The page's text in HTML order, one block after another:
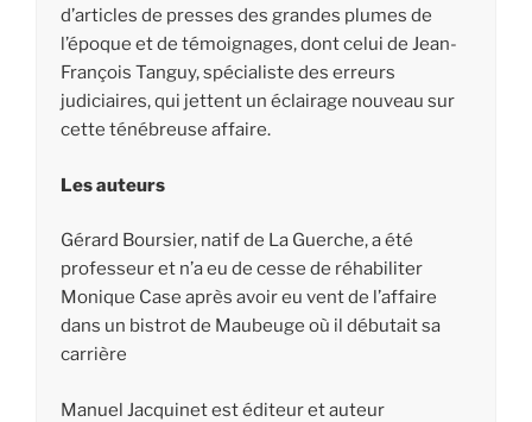
d’articles de presses des grandes plumes de
l’époque et de témoignages, dont celui de Jean-
François Tanguy, spécialiste des erreurs
judiciaires, qui jettent un éclairage nouveau sur
cette ténébreuse affaire.
Les auteurs
Gérard Boursier, natif de La Guerche, a été
professeur et n’a eu de cesse de réhabiliter
Monique Case après avoir eu vent de l’affaire
dans un bistrot de Maubeuge où il débutait sa
carrière
Manuel Jacquinet est éditeur et auteur